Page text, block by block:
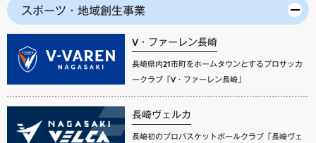
スポーツ・地域創生事業
V・ファーレン長崎
長崎県内21市町をホームタウンとするプロサッカ
ークラブ「V・ファーレン長崎」
長崎ヴェルカ
長崎初のプロバスケットボールクラブ「長崎ヴェ